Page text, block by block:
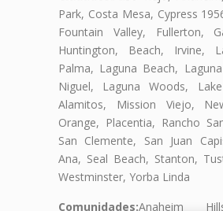
Park, Costa Mesa, Cypress
Fountain Valley, Fullerton,
Huntington, Beach, Irvine,
Palma, Laguna Beach,
Niguel, Laguna Woods,
Alamitos, Mission Viejo,
Orange, Placentia, Rancho
San Clemente, San Juan
Ana, Seal Beach, Stanton,
Westminster, Yorba Linda
Comunidades:Anaheim